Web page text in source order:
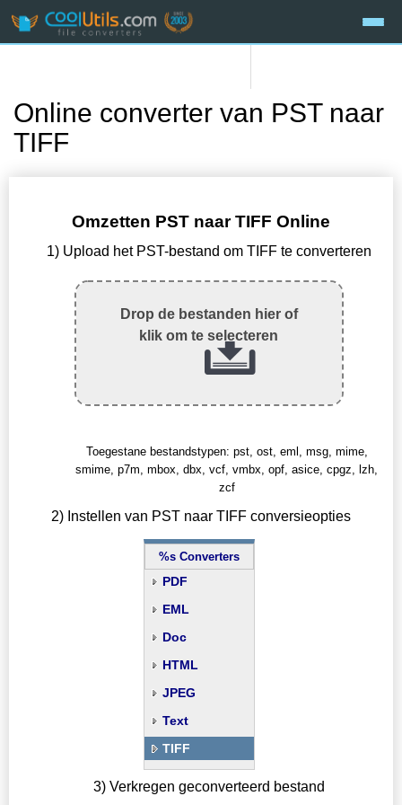
Online converter van PST naar
TIFF
Omzetten PST naar TIFF Online
1) Upload het PST-bestand om TIFF te converteren
Drop de bestanden hier of
klik om te selecteren
Toegestane bestandstypen: pst, ost, eml, msg, mime,
smime, p7m, mbox, dbx, vcf, vmbx, opf, asice, cpgz, lzh,
zcf
2) Instellen van PST naar TIFF conversieopties
%s Converters
PDF
EML
Doc
HTML
JPEG
Text
TIFF
3) Verkregen geconverteerd bestand